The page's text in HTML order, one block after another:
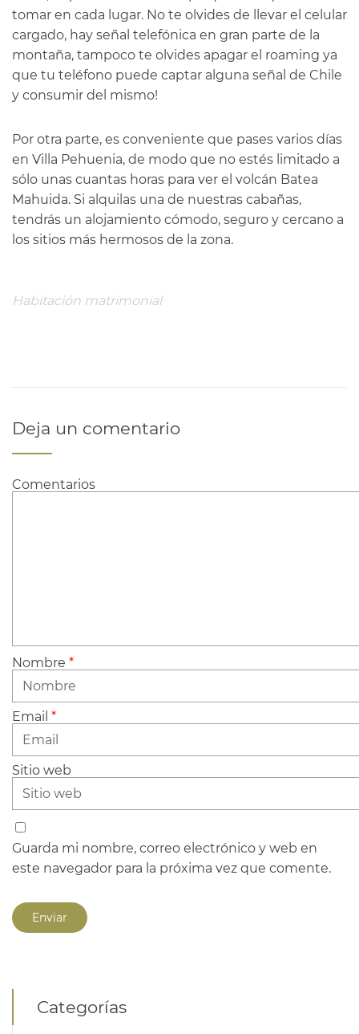
tomar en cada lugar. No te olvides de llevar el celular
cargado, hay señal telefónica en gran parte de la
montaña, tampoco te olvides apagar el roaming ya
que tu teléfono puede captar alguna señal de Chile
y consumir del mismo!
Por otra parte, es conveniente que pases varios días
en Villa Pehuenia, de modo que no estés limitado a
sólo unas cuantas horas para ver el volcán Batea
Mahuida. Si alquilas una de nuestras cabañas,
tendrás un alojamiento cómodo, seguro y cercano a
los sitios más hermosos de la zona.
Habitación matrimonial
Deja un comentario
Comentarios
Nombre *
Email *
Sitio web
Guarda mi nombre, correo electrónico y web en
este navegador para la próxima vez que comente.
Categorías